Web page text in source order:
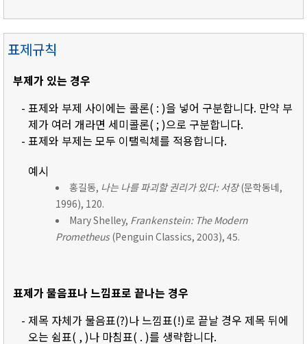
표제규칙
부제가 있는 경우
- 표제와 부제 사이에는 콜론( : )을 넣어 구분합니다. 만약 부
제가 여러 개라면 세미콜론( ; )으로 구분합니다.
- 표제와 부제는 모두 이탤릭체를 적용합니다.
예시
홍길동, 나는 나를 파괴할 권리가 있다: 서장(문학동네,
1996), 120.
Mary Shelley, Frankenstein: The Modern
Prometheus(Penguin Classics, 2003), 45.
표제가 물음표나 느낌표로 끝나는 경우
- 제목 자체가 물음표(?)나 느낌표(!)로 끝날 경우 제목 뒤에
오는 쉼표( , )나 마침표( . )를 생략합니다.